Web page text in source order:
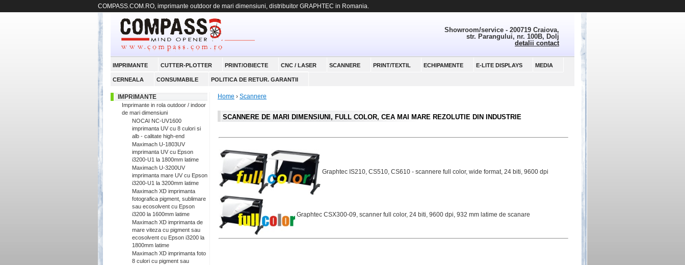
COMPASS.COM.RO, imprimante outdoor de mari dimensiuni, distribuitor GRAPHTEC in Romania.
Showroom/service - 200719 Craiova,
str. Parangului, nr. 100B, Dolj
detalii contact
IMPRIMANTE CUTTER-PLOTTER PRINT/OBIECTE CNC / LASER SCANNERE PRINT/TEXTIL ECHIPAMENTE E-LITE DISPLAYS MEDIA
CERNEALA CONSUMABILE POLITICA DE RETUR. GARANTII
IMPRIMANTE
Imprimante in rola outdoor / indoor
de mari dimensiuni
NOCAI NC-UV1600
imprimanta UV cu 8 culori si
alb - calitate high-end
Maximach U-1803UV
imprimanta UV cu Epson
i3200-U1 la 1800mm latime
Maximach U-3200UV
imprimanta mare UV cu Epson
i3200-U1 la 3200mm latime
Maximach XD imprimanta
fotografica pigment, sublimare
sau ecosolvent cu Epson
i3200 la 1600mm latime
Maximach XD imprimanta de
mare viteza cu pigment sau
ecosolvent cu Epson i3200 la
1800mm latime
Maximach XD imprimanta foto
8 culori cu pigment sau
Home › Scannere
SCANNERE DE MARI DIMENSIUNI, FULL COLOR, CEA MAI MARE REZOLUTIE DIN INDUSTRIE
Graphtec IS210, CS510, CS610 - scannere full color, wide format, 24 biti, 9600 dpi
Graphtec CSX300-09, scanner full color, 24 biti, 9600 dpi, 932 mm latime de scanare